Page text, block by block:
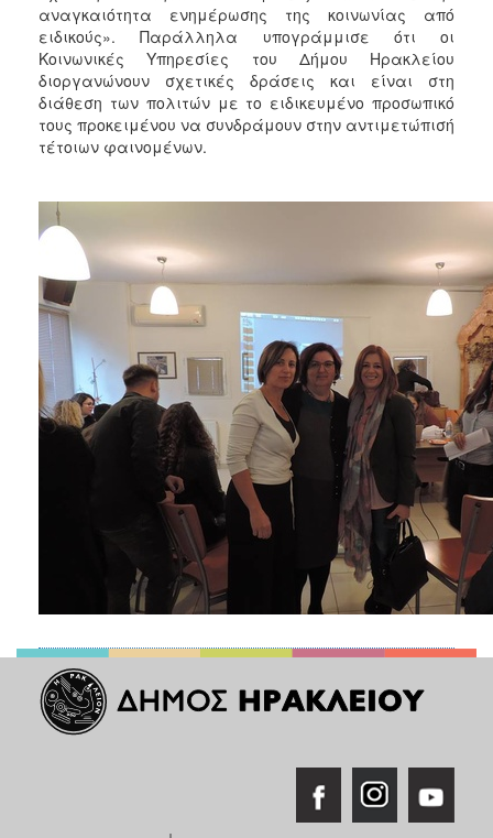
Απινιδωτές
ΤΟΠΟΣ
ΔΗΜΟΣ
ΠΟΛΙΤΙΣΜΟΣ
αναγκαιότητα ενημέρωσης της κοινωνίας από
ειδικούς». Παράλληλα υπογράμμισε ότι οι
Κοινωνικές Υπηρεσίες του Δήμου Ηρακλείου
διοργανώνουν σχετικές δράσεις και είναι στη
διάθεση των πολιτών με το ειδικευμένο προσωπικό
τους προκειμένου να συνδράμουν στην αντιμετώπισή
τέτοιων φαινομένων.